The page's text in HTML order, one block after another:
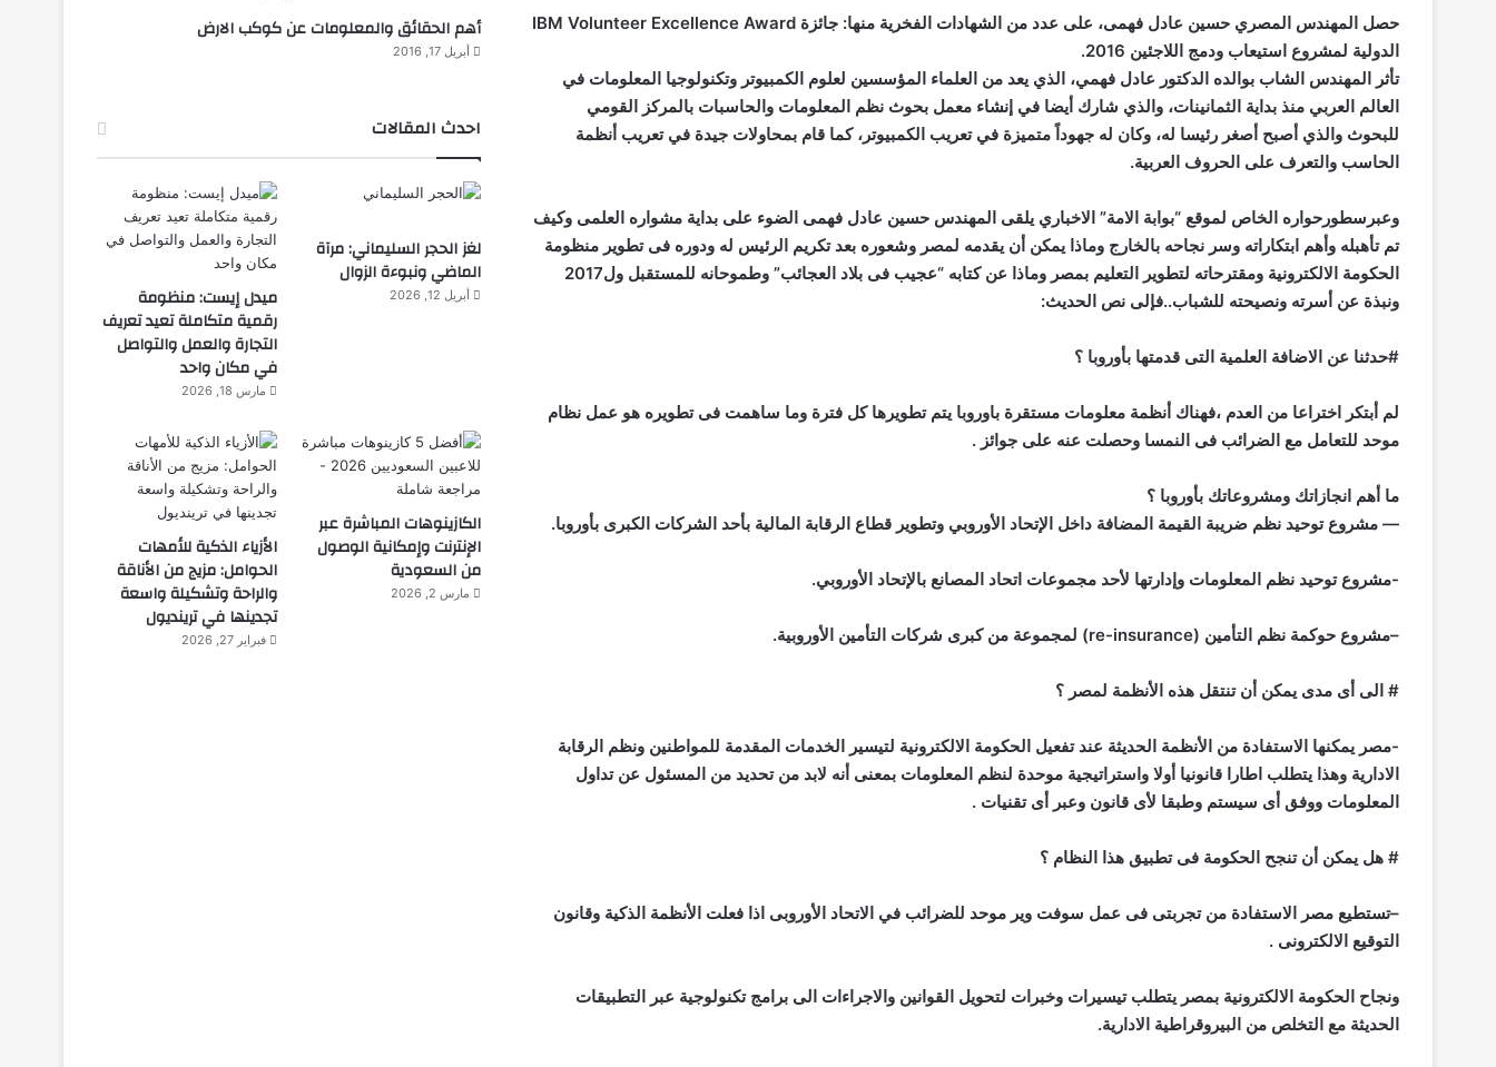
حصل المهندس المصري حسين عادل فهمى، على عدد من الشهادات الفخرية منها: جائزة IBM Volunteer Excellence Award
الدولية لمشروع استيعاب ودمج اللاجئين 2016.
تأثر المهندس الشاب بوالده الدكتور عادل فهمي، الذي يعد من العلماء المؤسسين لعلوم الكمبيوتر وتكنولوجيا المعلومات في
العالم العربي منذ بداية الثمانينات، والذي شارك أيضا في إنشاء معمل بحوث نظم المعلومات والحاسبات بالمركز القومي
للبحوث والذي أصبح أصغر رئيسا له، وكان له جهوداً متميزة في تعريب الكمبيوتر، كما قام بمحاولات جيدة في تعريب أنظمة
الحاسب والتعرف على الحروف العربية.
وعبرسطورحواره الخاص لموقع “بوابة الامة” الاخباري يلقى المهندس حسين عادل فهمى الضوء على بداية مشواره العلمى وكيف
تم تأهبله وأهم ابتكاراته وسر نجاحه بالخارج وماذا يمكن أن يقدمه لمصر وشعوره بعد تكريم الرئيس له ودوره فى تطوير منظومة
الحكومة الالكترونية ومقترحاته لتطوير التعليم بمصر وماذا عن كتابه “عجيب فى بلاد العجائب” وطموحانه للمستقبل ول2017
ونبذة عن أسرته ونصيحته للشباب..فإلى نص الحديث:
#حدثنا عن الاضافة العلمية التى قدمتها بأوروبا ؟
لم أبتكر اختراعا من العدم ،فهناك أنظمة معلومات مستقرة باوروبا يتم تطويرها كل فترة وما ساهمت فى تطويره هو عمل نظام
موحد للتعامل مع الضرائب فى النمسا وحصلت عنه على جوائز .
ما أهم انجازاتك ومشروعاتك بأوروبا ؟
— مشروع توحيد نظم ضريبة القيمة المضافة داخل الإتحاد الأوروبي وتطوير قطاع الرقابة المالية بأحد الشركات الكبرى بأوروبا.
-مشروع توحيد نظم المعلومات وإدارتها لأحد مجموعات اتحاد المصانع بالإتحاد الأوروبي.
–مشروع حوكمة نظم التأمين (re-insurance) لمجموعة من كبرى شركات التأمين الأوروبية.
# الى أى مدى يمكن أن تنتقل هذه الأنظمة لمصر ؟
-مصر يمكنها الاستفادة من الأنظمة الحديثة عند تفعيل الحكومة الالكترونية لتيسير الخدمات المقدمة للمواطنين ونظم الرقابة
الادارية وهذا يتطلب اطارا قانونيا أولا واستراتيجية موحدة لنظم المعلومات بمعنى أنه لابد من تحديد من المسئول عن تداول
المعلومات ووفق أى سيستم وطبقا لأى قانون وعبر أى تقنيات .
# هل يمكن أن تنجح الحكومة فى تطبيق هذا النظام ؟
–تستطيع مصر الاستفادة من تجربتى فى عمل سوفت وير موحد للضرائب في الاتحاد الأوروبى اذا فعلت الأنظمة الذكية وقانون
التوقيع الالكترونى .
ونجاح الحكومة الالكترونية بمصر يتطلب تيسيرات وخبرات لتحويل القوانين والاجراءات الى برامج تكنولوجية عبر التطبيقات
الحديثة مع التخلص من البيروقراطية الادارية.
أهم الحقائق والمعلومات عن كوكب الارض
أبريل 17, 2016
احدث المقالات
لغز الحجر السليماني: مرآة
الماضي ونبوءة الزوال
أبريل 12, 2026
ميدل إيست: منظومة
رقمية متكاملة تعيد تعريف
التجارة والعمل والتواصل
في مكان واحد
مارس 18, 2026
الكازينوهات المباشرة عبر
الإنترنت وإمكانية الوصول
من السعودية
مارس 2, 2026
الأزياء الذكية للأمهات
الحوامل: مزيج من الأناقة
والراحة وتشكيلة واسعة
تجدينها في ترينديول
فبراير 27, 2026